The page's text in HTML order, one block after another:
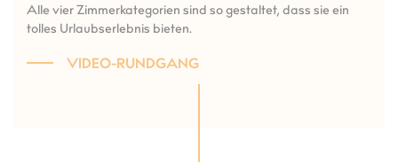
Alle vier Zimmerkategorien sind so gestaltet, dass sie ein
tolles Urlaubserlebnis bieten.
VIDEO-RUNDGANG